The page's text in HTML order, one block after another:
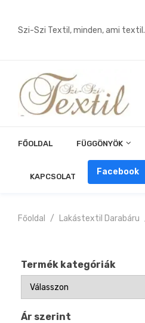
Szi-Szi Textil, minden, ami textil.
FŐOLDAL FÜGGÖNYÖK
KAPCSOLAT Facebook
Főoldal Lakástextil Darabáru
Termék kategóriák
Ár szerint